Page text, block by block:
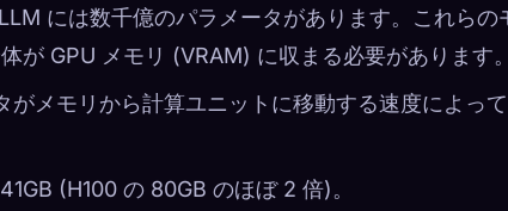
には数千億のパラメータがあります。これら
が GPU メモリ (VRAM) に収まる必要があります。
がメモリから計算ユニットに移動する速度によっ
(H100 の 80GB のほぼ 2 倍)。